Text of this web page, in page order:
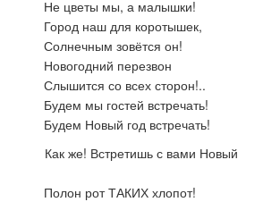
мы, а малышки!
для коротышек,
зовётся он!
перезвон
всех сторон!..
встречать!
год встречать!
Как же! Встретишь с вами Новый
ТАКИХ хлопот!